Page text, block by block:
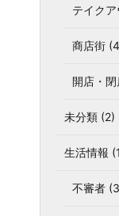
テイク
商店街
開店・
未分類 (2)
生活情報
不審者